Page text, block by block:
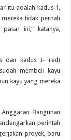
itu adalah kadus 1,
tidak pernah
ini,” katanya,
dan kadus I- red)
membeli kayu
kayu yang mereka
Bangunan
perintah
proyek, baru